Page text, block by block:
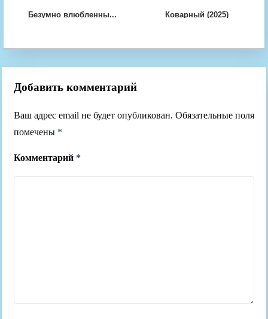
Безумно влюбленны... Коварный (2025)
Добавить комментарий
Ваш адрес email не будет опубликован. Обязательные поля
помечены *
Комментарий *